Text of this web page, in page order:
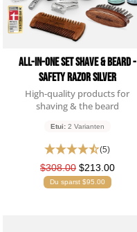
All-in-one Set Shave & Beard -
Safety Razor Silver
High-quality products for
shaving & the beard
Etui: 2 Varianten
(5)
$308.00$213.00
Du sparst $95.00